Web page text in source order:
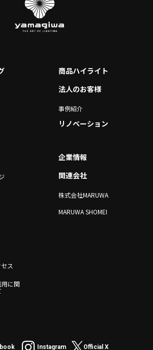
商品ハイライト
法人のお客様
事例紹介
リノベーション
企業情報
関連会社
株式会社MARUWA
MARUWA SHOMEI
ス
用に関
Instagram Official X